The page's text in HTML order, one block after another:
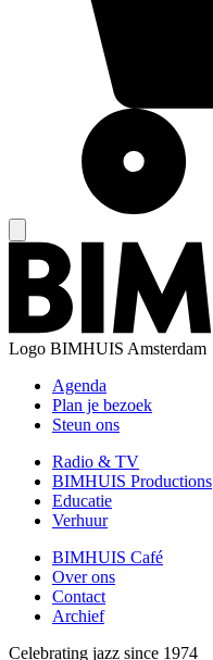
Logo BIMHUIS Amsterdam
Agenda
Plan je bezoek
Steun ons
Radio & TV
BIMHUIS Productions
Educatie
Verhuur
BIMHUIS Café
Over ons
Contact
Archief
Celebrating jazz since 1974